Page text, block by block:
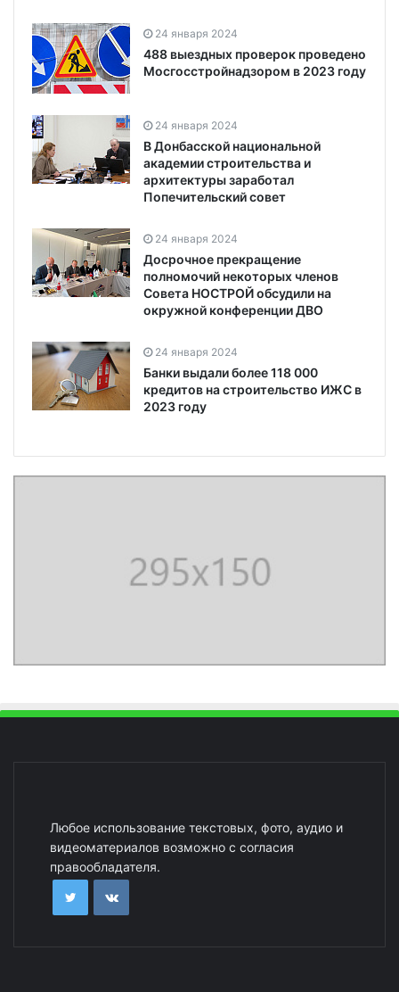
24 января 2024
488 выездных проверок проведено
Мосгосстройнадзором в 2023 году
24 января 2024
В Донбасской национальной
академии строительства и
архитектуры заработал
Попечительский совет
24 января 2024
Досрочное прекращение
полномочий некоторых членов
Совета НОСТРОЙ обсудили на
окружной конференции ДВО
24 января 2024
Банки выдали более 118 000
кредитов на строительство ИЖС в
2023 году
Любое использование текстовых, фото, аудио и
видеоматериалов возможно с согласия
правообладателя.